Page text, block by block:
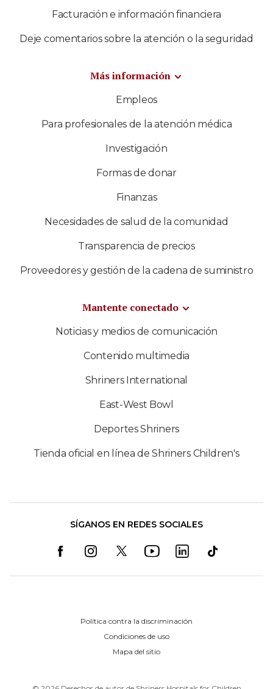
Facturación e información financiera
Deje comentarios sobre la atención o la seguridad
Más información
Empleos
Para profesionales de la atención médica
Investigación
Formas de donar
Finanzas
Necesidades de salud de la comunidad
Transparencia de precios
Proveedores y gestión de la cadena de suministro
Mantente conectado
Noticias y medios de comunicación
Contenido multimedia
Shriners International
East-West Bowl
Deportes Shriners
Tienda oficial en línea de Shriners Children's
SÍGANOS EN REDES SOCIALES
Política contra la discriminación
Condiciones de uso
Mapa del sitio